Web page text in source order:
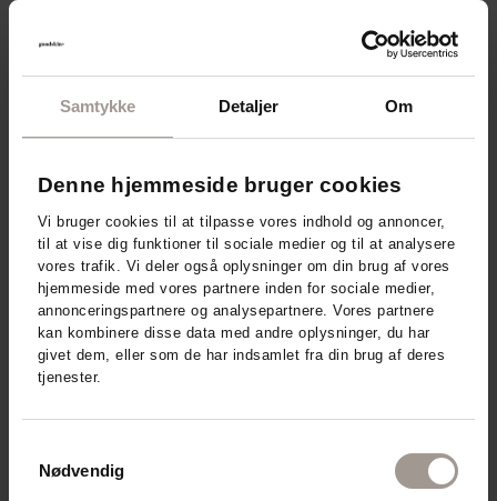
Samtykke Detaljer Om
Denne hjemmeside bruger cookies
Vi bruger cookies til at tilpasse vores indhold og annoncer,
til at vise dig funktioner til sociale medier og til at analysere
vores trafik. Vi deler også oplysninger om din brug af vores
hjemmeside med vores partnere inden for sociale medier,
annonceringspartnere og analysepartnere. Vores partnere
kan kombinere disse data med andre oplysninger, du har
givet dem, eller som de har indsamlet fra din brug af deres
tjenester.
Nødvendig
DermaKnowlogy - relaterede
produkter